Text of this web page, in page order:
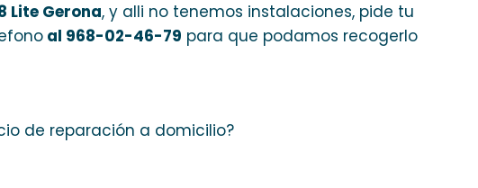
Lite Gerona, y alli no tenemos instalaciones, pide tu
al 968-02-46-79 para que podamos recogerlo
de reparación a domicilio?